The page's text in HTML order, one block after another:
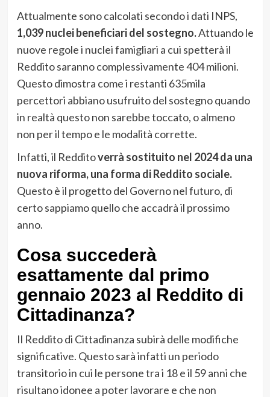
Attualmente sono calcolati secondo i dati INPS,
1,039 nuclei beneficiari del sostegno.Attuando le
nuove regole i nuclei famigliari a cui spetterà il
Reddito saranno complessivamente 404 milioni.
Questo dimostra come i restanti 635mila
percettori abbiano usufruito del sostegno quando
in realtà questo non sarebbe toccato, o almeno
non per il tempo e le modalità corrette.
Infatti, il Redditoverrà sostituito nel 2024 da una
nuova riforma, una forma di Reddito sociale.
Questo è il progetto del Governo nel futuro, di
certo sappiamo quello che accadrà il prossimo
anno.
Cosa succederà
esattamente dal primo
gennaio 2023 al Reddito di
Cittadinanza?
Il Reddito di Cittadinanza subirà delle modifiche
significative. Questo sarà infatti un periodo
transitorio in cui le persone tra i 18 e il 59 anni che
risultano idonee a poter lavorare e che non